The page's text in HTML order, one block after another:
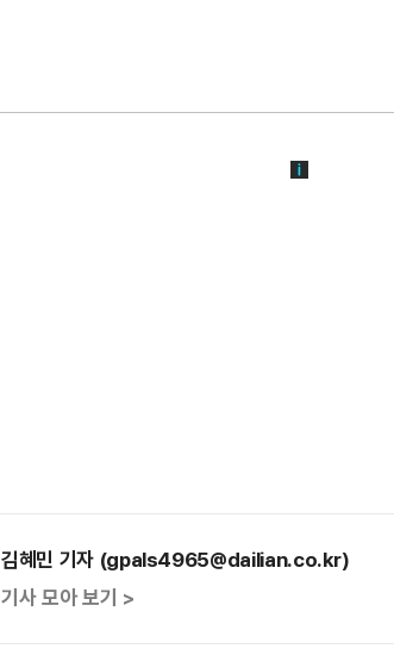
김혜민 기자 (gpals4965@dailian.co.kr)
기사 모아 보기 >